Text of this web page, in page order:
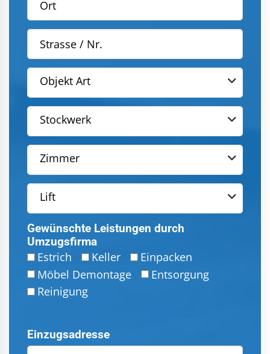
Objekt Art
Stockwerk
Zimmer
Lift
Gewünschte Leistungen durch
Umzugsfirma
Estrich Keller
Einpacken
Möbel Demontage
Entsorgung
Reinigung
Einzugsadresse